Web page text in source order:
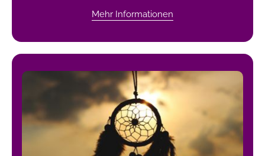
Mehr Informationen